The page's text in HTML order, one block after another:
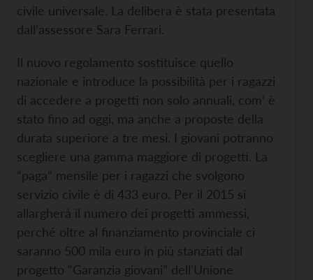
civile universale. La delibera è stata presentata
dall’assessore Sara Ferrari.
Il nuovo regolamento sostituisce quello
nazionale e introduce la possibilità per i ragazzi
di accedere a progetti non solo annuali, com’ è
stato fino ad oggi, ma anche a proposte della
durata superiore a tre mesi. I giovani potranno
scegliere una gamma maggiore di progetti. La
“paga” mensile per i ragazzi che svolgono
servizio civile è di 433 euro. Per il 2015 si
allargherà il numero dei progetti ammessi,
perché oltre al finanziamento provinciale ci
saranno 500 mila euro in più stanziati dal
progetto “Garanzia giovani” dell’Unione